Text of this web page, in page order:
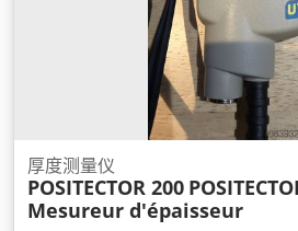
厚度测量仪
POSITECTOR 200
Mesureur d'épaisseur